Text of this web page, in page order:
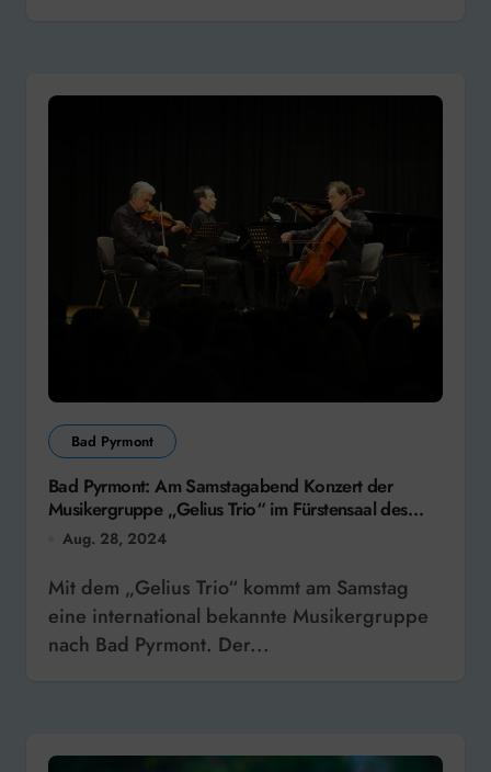
Bad Pyrmont
Bad Pyrmont: Am Samstagabend Konzert der
Musikergruppe „Gelius Trio“ im Fürstensaal des
Hotel Steigenberger
Aug. 28, 2024
Mit dem „Gelius Trio“ kommt am Samstag
eine international bekannte Musikergruppe
nach Bad Pyrmont. Der...